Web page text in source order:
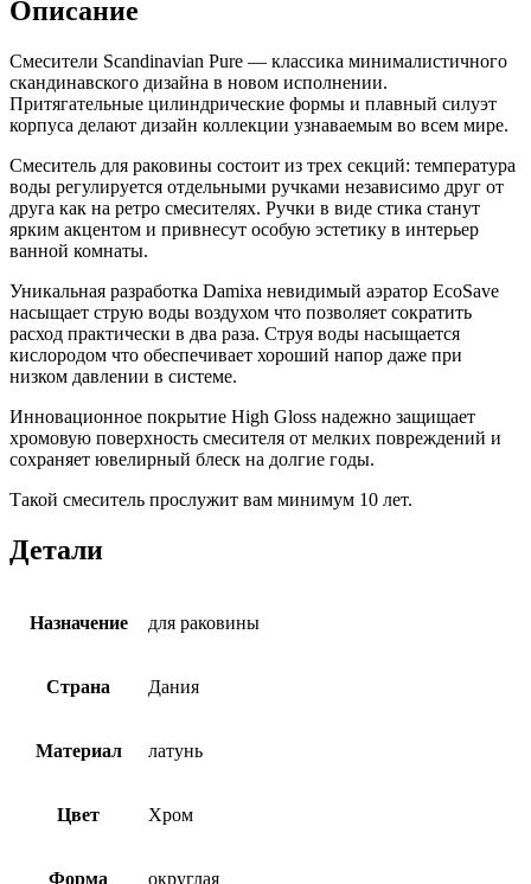
Описание
Смесители Scandinavian Pure — классика минималистичного
скандинавского дизайна в новом исполнении.
Притягательные цилиндрические формы и плавный силуэт
корпуса делают дизайн коллекции узнаваемым во всем мире.
Смеситель для раковины состоит из трех секций: температура
воды регулируется отдельными ручками независимо друг от
друга как на ретро смесителях. Ручки в виде стика станут
ярким акцентом и привнесут особую эстетику в интерьер
ванной комнаты.
Уникальная разработка Damixa невидимый аэратор EcoSave
насыщает струю воды воздухом что позволяет сократить
расход практически в два раза. Струя воды насыщается
кислородом что обеспечивает хороший напор даже при
низком давлении в системе.
Инновационное покрытие High Gloss надежно защищает
хромовую поверхность смесителя от мелких повреждений и
сохраняет ювелирный блеск на долгие годы.
Такой смеситель прослужит вам минимум 10 лет.
Детали
Назначение для раковины
Страна Дания
Материал латунь
Цвет Хром
Форма округлая